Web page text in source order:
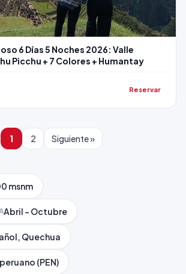
6 Días 5 Noches 2026: Valle
Picchu + 7 Colores + Humantay
Reservar
1 2 Siguiente »
msnm
Abril – Octubre
Quechua
(PEN)